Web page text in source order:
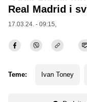
Real Madrid i
17.03.24. - 09:15,
Teme: Ivan Toney